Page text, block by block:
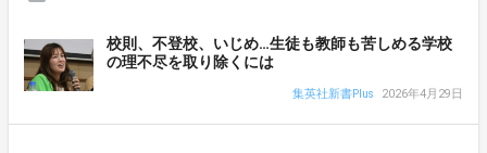
校則、不登校、いじめ…生徒も教師も苦しめる学校
の理不尽を取り除くには
集英社新書Plus 2026年4月29日